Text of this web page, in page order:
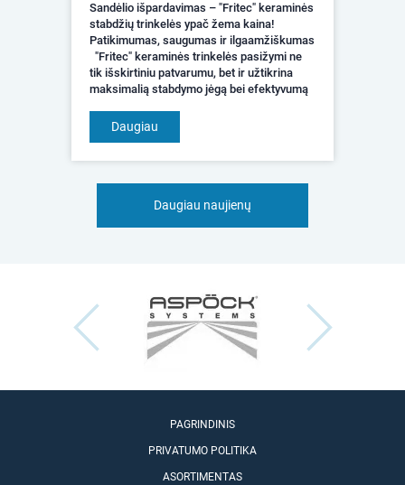
Sandėlio išpardavimas – "Fritec" keraminės
stabdžių trinkelės ypač žema kaina!
Patikimumas, saugumas ir ilgaamžiškumas
"Fritec" keraminės trinkelės pasižymi ne
tik išskirtiniu patvarumu, bet ir užtikrina
maksimalią stabdymo jėgą bei efektyvumą
Daugiau
Daugiau naujienų
PAGRINDINIS
PRIVATUMO POLITIKA
ASORTIMENTAS